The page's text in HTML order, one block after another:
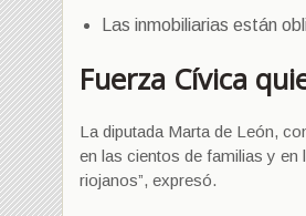
Las inmobiliarias están
Fuerza Cívica
La diputada Marta de León,
en las cientos de familias y en
riojanos”, expresó.